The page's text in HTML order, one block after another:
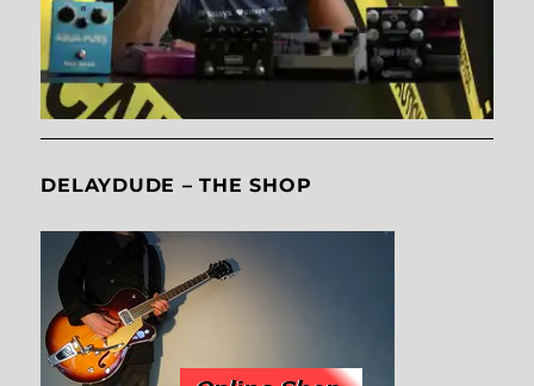
DELAYDUDE – THE SHOP